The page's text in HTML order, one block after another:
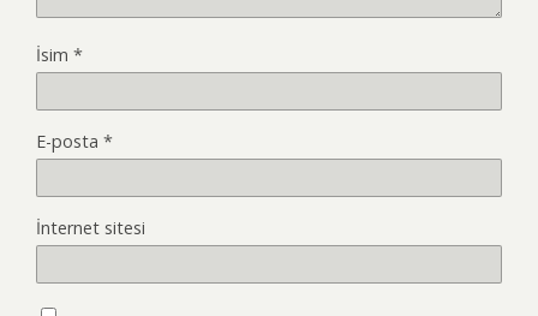
İsim *
E-posta *
İnternet sitesi